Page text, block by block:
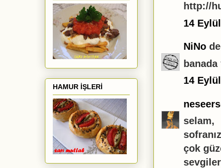
http://
14
NiNo
14
selam,
çok
HAMUR İŞLERİ